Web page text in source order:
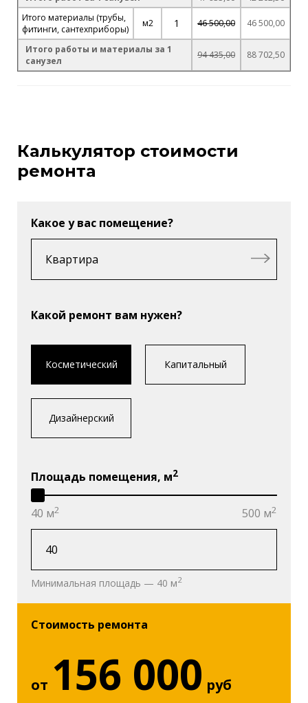
Итого материалы (трубы,
фитинги, сантехприборы)
м2 1 46 500,00 46 500,00
Итого работы и материалы за 1
санузел
94 435,00 88 702,50
Калькулятор стоимости
ремонта
Какое у вас помещение?
Какой ремонт вам нужен?
Косметический Капитальный
Дизайнерский
Площадь помещения, м2
40 м2 500 м2
Минимальная площадь — 40 м2
Стоимость ремонта
от 156 000 руб